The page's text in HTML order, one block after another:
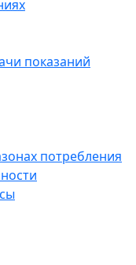
показаний
потребления